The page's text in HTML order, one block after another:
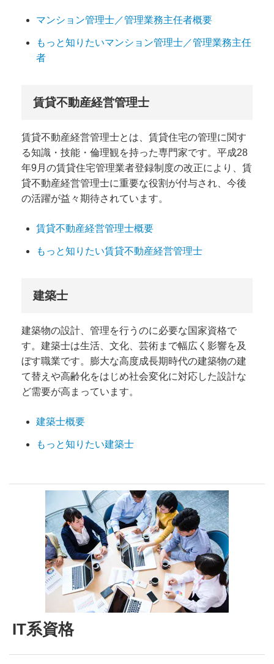
マンション管理士／管理業務主任者概要
もっと知りたいマンション管理士／管理業務主任
者
賃貸不動産経営管理士
賃貸不動産経営管理士とは、賃貸住宅の管理に関す
る知識・技能・倫理観を持った専門家です。平成28
年9月の賃貸住宅管理業者登録制度の改正により、賃
貸不動産経営管理士に重要な役割が付与され、今後
の活躍が益々期待されています。
賃貸不動産経営管理士概要
もっと知りたい賃貸不動産経営管理士
建築士
建築物の設計、管理を行うのに必要な国家資格で
す。建築士は生活、文化、芸術まで幅広く影響を及
ぼす職業です。膨大な高度成長期時代の建築物の建
て替えや高齢化をはじめ社会変化に対応した設計な
ど需要が高まっています。
建築士概要
もっと知りたい建築士
IT系資格